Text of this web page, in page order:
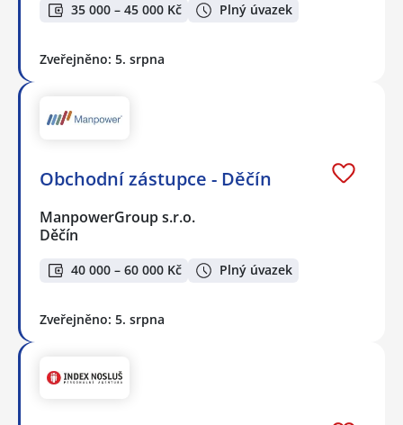
35 000 – 45 000 Kč Plný úvazek
Zveřejněno: 5. srpna
Obchodní zástupce - Děčín
ManpowerGroup s.r.o.
Děčín
40 000 – 60 000 Kč Plný úvazek
Zveřejněno: 5. srpna